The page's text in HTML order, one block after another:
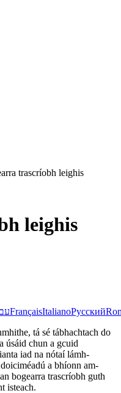
trascríobh leighis
leighis
FrançaisItalianoРусский
tá sé tábhachtach do
úsáid chun a gcuid
iad na nótaí lámh-
a bhíonn am-
bogearra trascríobh guth
isteach.